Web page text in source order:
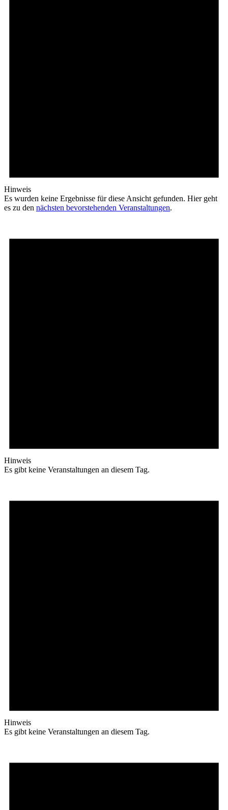
Hinweis
Es wurden keine Ergebnisse für diese Ansicht gefunden. Hier geht
es zu den nächsten bevorstehenden Veranstaltungen.
Hinweis
Es gibt keine Veranstaltungen an diesem Tag.
Hinweis
Es gibt keine Veranstaltungen an diesem Tag.